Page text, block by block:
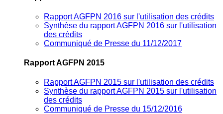
Rapport AGFPN 2016 sur l'utilisation des crédits
Synthèse du rapport AGFPN 2016 sur l'utilisation
des crédits
Communiqué de Presse du 11/12/2017
Rapport AGFPN 2015
Rapport AGFPN 2015 sur l'utilisation des crédits
Synthèse du rapport AGFPN 2015 sur l'utilisation
des crédits
Communiqué de Presse du 15/12/2016